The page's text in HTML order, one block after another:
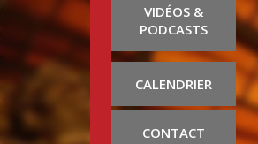
VIDÉOS &
PODCASTS
CALENDRIER
CONTACT